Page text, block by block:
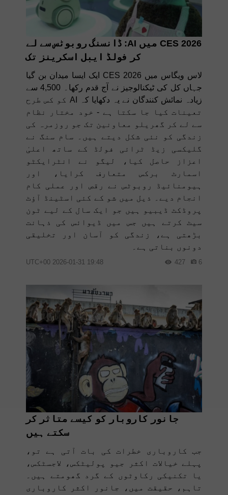
CES 2026 میں AI: ڈانسنگ روبوٹس سے لے
کر فولڈ ایبل اسکرینز تک
لاس ویگاس میں CES 2026 ایک ایسا میدان بن گیا
جہاں کل کی ٹیکنالوجیز نے آج قدم رکھا۔ 4,500 سے
زیادہ نمائش کنندگان نے یہ دکھایا کہ AI کو کس طرح
تعینات کیا جا سکتا ہے - خود مختار نظام
سے لے کر گھریلو معاونین تک جو روزمرہ کی
زندگی کو نئی شکل دیتے ہیں۔ سام سنگ نے
گلیکسی زیڈ ٹرائی فولڈ کے ساتھ اعلیٰ
اعزاز حاصل کیا، لیگو نے انٹرایکٹو
اسمارٹ برکس متعارف کرایا، اور
ہیومنائیڈ روبوٹس نے رقص اور عملی کام
انجام دیے۔ ذیل میں شو کے کئی اسٹینڈ آؤٹ
پروڈکٹ ڈیبیو ہیں جو ایک سال کے لیے ٹون
سیٹ کرتے ہیں جس میں ڈیوائس کی ذہانت
بڑھتی ہے، زندگی کو آسان اور تخلیقی
دونوں بناتی ہے۔
19:48 2026-01-31 UTC+00 6
427
جانور کاروبار کو کیسے متاثر کر
سکتے ہیں
جب کاروباری خطرات کی بات آتی ہے تو،
پہلے خیالات اکثر جیو پولیٹکس، لاجسٹکس،
یا تکنیکی رکاوٹوں کے گرد گھومتے ہیں۔
تاہم، حقیقت میں، جانور اکثر کاروباری